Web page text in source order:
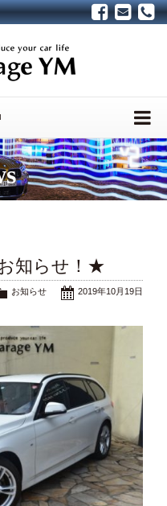
知らせ！★
2019年10月19日
お知らせ